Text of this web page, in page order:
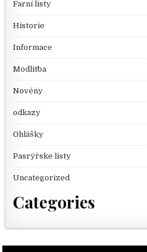
Farní listy
Historie
Informace
Modlitba
Novény
odkazy
Ohlášky
Pasrýřske listy
Uncategorized
Categories